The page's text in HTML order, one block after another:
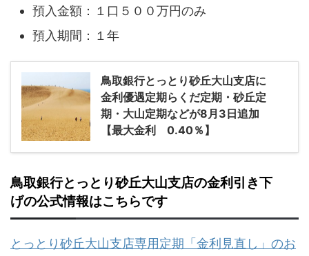
預入金額：１口５００万円のみ
預入期間：１年
鳥取銀行とっとり砂丘大山支店に
金利優遇定期らくだ定期・砂丘定
期・大山定期などが8月3日追加
【最大金利 0.40％】
鳥取銀行とっとり砂丘大山支店の金利引き下
げの公式情報はこちらです
とっとり砂丘大山支店専用定期「金利見直し」のお